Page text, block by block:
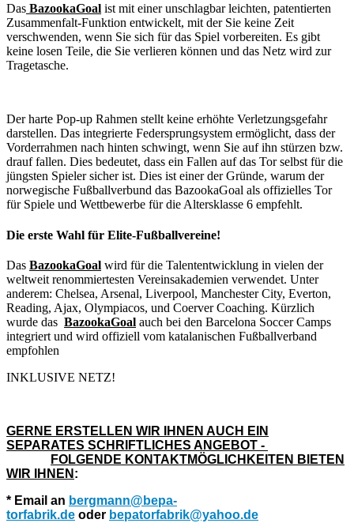
Das BazookaGoal ist mit einer unschlagbar leichten, patentierten
Zusammenfalt-Funktion entwickelt, mit der Sie keine Zeit
verschwenden, wenn Sie sich für das Spiel vorbereiten. Es gibt
keine losen Teile, die Sie verlieren können und das Netz wird zur
Tragetasche.
Der harte Pop-up Rahmen stellt keine erhöhte Verletzungsgefahr
darstellen. Das integrierte Federsprungsystem ermöglicht, dass der
Vorderrahmen nach hinten schwingt, wenn Sie auf ihn stürzen bzw.
drauf fallen. Dies bedeutet, dass ein Fallen auf das Tor selbst für die
jüngsten Spieler sicher ist. Dies ist einer der Gründe, warum der
norwegische Fußballverbund das BazookaGoal als offizielles Tor
für Spiele und Wettbewerbe für die Altersklasse 6 empfehlt.
Die erste Wahl für Elite-Fußballvereine!
Das BazookaGoal wird für die Talententwicklung in vielen der
weltweit renommiertesten Vereinsakademien verwendet. Unter
anderem: Chelsea, Arsenal, Liverpool, Manchester City, Everton,
Reading, Ajax, Olympiacos, und Coerver Coaching. Kürzlich
wurde das BazookaGoal auch bei den Barcelona Soccer Camps
integriert und wird offiziell vom katalanischen Fußballverband
empfohlen
INKLUSIVE NETZ!
GERNE ERSTELLEN WIR IHNEN AUCH EIN
SEPARATES SCHRIFTLICHES ANGEBOT -
FOLGENDE KONTAKTMÖGLICHKEITEN BIETEN
WIR IHNEN :
* Email an bergmann@bepa-
torfabrik.de oder bepatorfabrik@yahoo.de